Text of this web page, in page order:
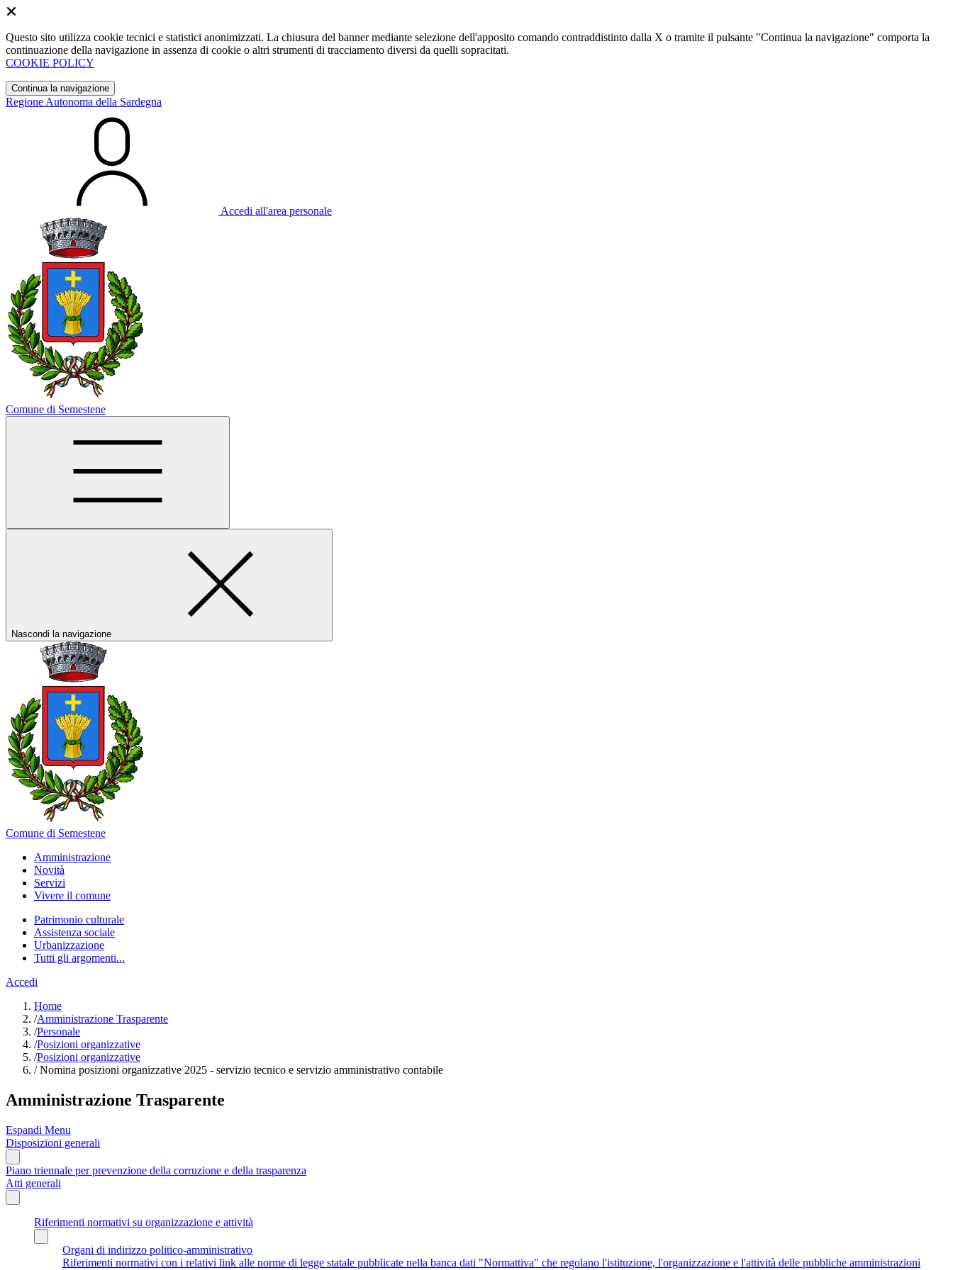
Questo sito utilizza cookie tecnici e statistici anonimizzati. La chiusura del banner mediante selezione dell'apposito comando contraddistinto dalla X o tramite il pulsante "Continua la navigazione" comporta la
continuazione della navigazione in assenza di cookie o altri strumenti di tracciamento diversi da quelli sopracitati.
COOKIE POLICY
Continua la navigazione
Regione Autonoma della Sardegna
Accedi all'area personale
Comune di Semestene
Nascondi la navigazione
Comune di Semestene
Amministrazione
Novità
Servizi
Vivere il comune
Patrimonio culturale
Assistenza sociale
Urbanizzazione
Tutti gli argomenti...
Accedi
Home
/Amministrazione Trasparente
/Personale
/Posizioni organizzative
/Posizioni organizzative
/Nomina posizioni organizzative 2025 - servizio tecnico e servizio amministrativo contabile
Amministrazione Trasparente
Espandi Menu
Disposizioni generali
Piano triennale per prevenzione della corruzione e della trasparenza
Atti generali
Riferimenti normativi su organizzazione e attività
Organi di indirizzo politico-amministrativo
Riferimenti normativi con i relativi link alle norme di legge statale pubblicate nella banca dati "Normattiva" che regolano l'istituzione, l'organizzazione e l'attività delle pubbliche amministrazioni